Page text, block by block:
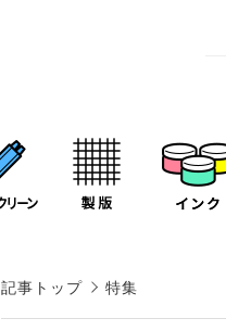
記事トップ 特集